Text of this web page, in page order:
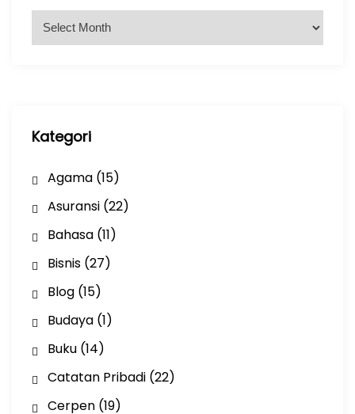
Kategori
Agama(15)
Asuransi(22)
Bahasa(11)
Bisnis(27)
Blog(15)
Budaya(1)
Buku(14)
Catatan Pribadi(22)
Cerpen(19)